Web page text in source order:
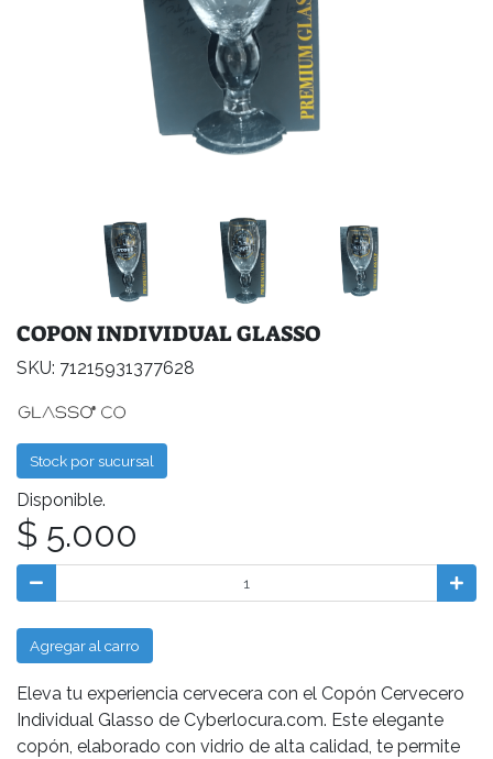
COPON INDIVIDUAL GLASSO
SKU: 71215931377628
Stock por sucursal
Disponible.
$ 5.000
Agregar al carro
Eleva tu experiencia cervecera con el Copón Cervecero
Individual Glasso de Cyberlocura.com. Este elegante
copón, elaborado con vidrio de alta calidad, te permite